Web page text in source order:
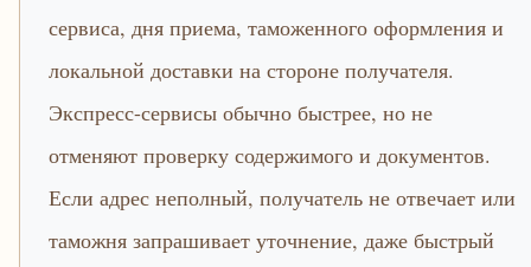
сервиса, дня приема, таможенного оформления и
локальной доставки на стороне получателя.
Экспресс-сервисы обычно быстрее, но не
отменяют проверку содержимого и документов.
Если адрес неполный, получатель не отвечает или
таможня запрашивает уточнение, даже быстрый